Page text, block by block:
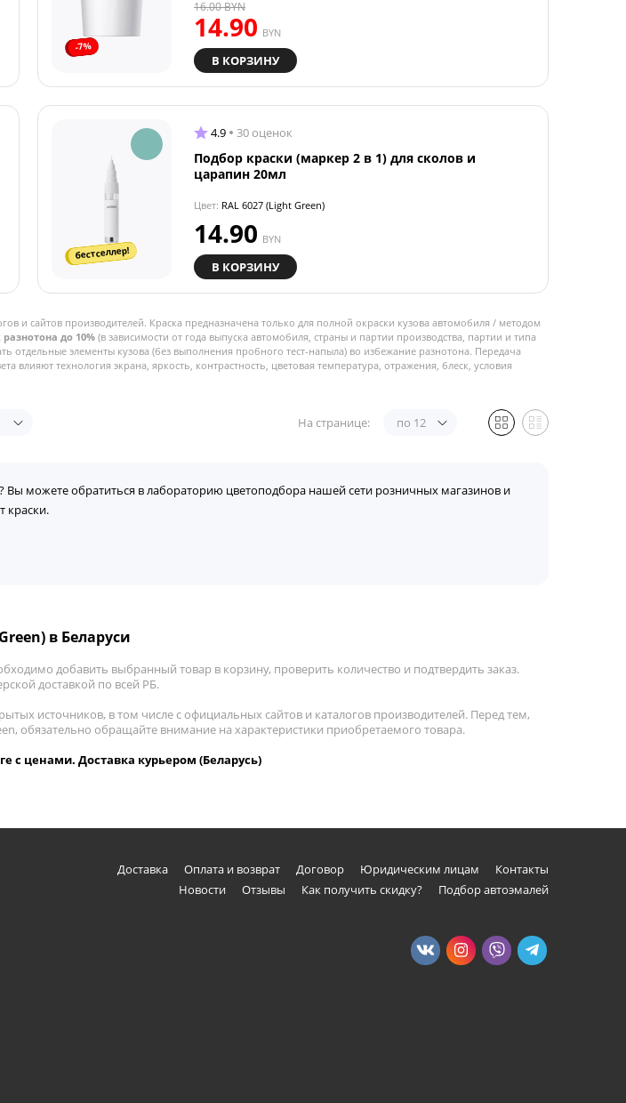
-7%
14.90 BYN
16.00BYN
В КОРЗИНУ
бестселлер!
4.9 30 оценок
Подбор краски (маркер 2 в 1) для сколов и
царапин 20мл
Цвет: RAL 6027 (Light Green)
14.90 BYN
В КОРЗИНУ
и сайтов производителей. Краска предназначена только для полной окраски кузова автомобиля / методом
разнотона до 10%(в зависимости от года выпуска автомобиля, страны и партии производства, партии и типа
отдельные элементы кузова (без выполнения пробного тест-напыла) во избежание разнотона. Передача
влияют технология экрана, яркость, контрастность, цветовая температура, отражения, блеск, условия
На странице: по 12
можете обратиться в лабораторию цветоподбора нашей сети розничных магазинов и
краски.
в Беларуси
добавить выбранный товар в корзину, проверить количество и подтвердить заказ.
доставкой по всей РБ.
источников, в том числе с официальных сайтов и каталогов производителей. Перед тем,
обязательно обращайте внимание на характеристики приобретаемого товара.
с ценами. Доставка курьером (Беларусь)
Доставка Оплата и возврат Договор Юридическим лицам
Контакты
Новости
Отзывы Как получить скидку? Подбор автоэмалей